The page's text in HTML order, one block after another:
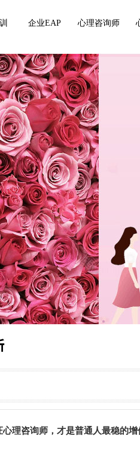
企业EAP 心理咨询师
理咨询师，才是普通人最稳的增